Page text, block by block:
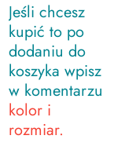
Jeśli chcesz
kupić to po
dodaniu do
koszyka wpisz
w komentarzu
kolor i
rozmiar.